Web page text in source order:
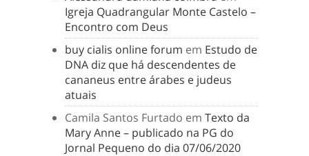
Igreja Quadrangular Monte Castelo –
Encontro com Deus
buy cialis online forum em Estudo de
DNA diz que há descendentes de
cananeus entre árabes e judeus
atuais
Camila Santos Furtado em Texto da
Mary Anne – publicado na PG do
Jornal Pequeno do dia 07/06/2020